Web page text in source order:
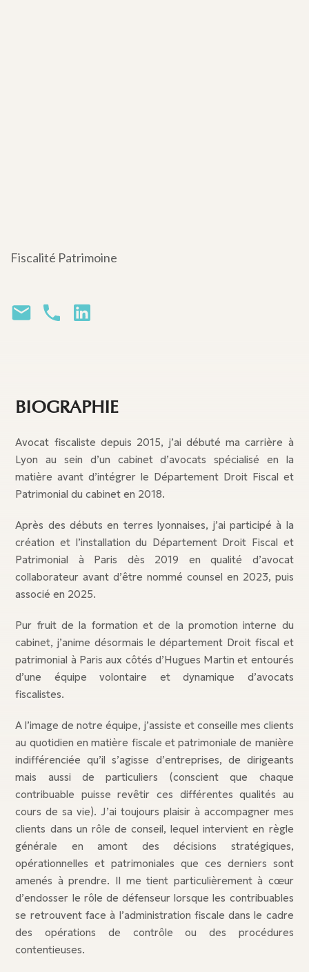
Fiscalité Patrimoine
BIOGRAPHIE
Avocat fiscaliste depuis 2015, j’ai débuté ma carrière à
Lyon au sein d’un cabinet d’avocats spécialisé en la
matière avant d’intégrer le Département Droit Fiscal et
Patrimonial du cabinet en 2018.
Après des débuts en terres lyonnaises, j’ai participé à la
création et l’installation du Département Droit Fiscal et
Patrimonial à Paris dès 2019 en qualité d’avocat
collaborateur avant d’être nommé counsel en 2023, puis
associé en 2025.
Pur fruit de la formation et de la promotion interne du
cabinet, j’anime désormais le département Droit fiscal et
patrimonial à Paris aux côtés d’Hugues Martin et entourés
d’une équipe volontaire et dynamique d’avocats
fiscalistes.
A l’image de notre équipe, j’assiste et conseille mes clients
au quotidien en matière fiscale et patrimoniale de manière
indifférenciée qu’il s’agisse d’entreprises, de dirigeants
mais aussi de particuliers (conscient que chaque
contribuable puisse revêtir ces différentes qualités au
cours de sa vie). J’ai toujours plaisir à accompagner mes
clients dans un rôle de conseil, lequel intervient en règle
générale en amont des décisions stratégiques,
opérationnelles et patrimoniales que ces derniers sont
amenés à prendre. Il me tient particulièrement à cœur
d’endosser le rôle de défenseur lorsque les contribuables
se retrouvent face à l’administration fiscale dans le cadre
des opérations de contrôle ou des procédures
contentieuses.